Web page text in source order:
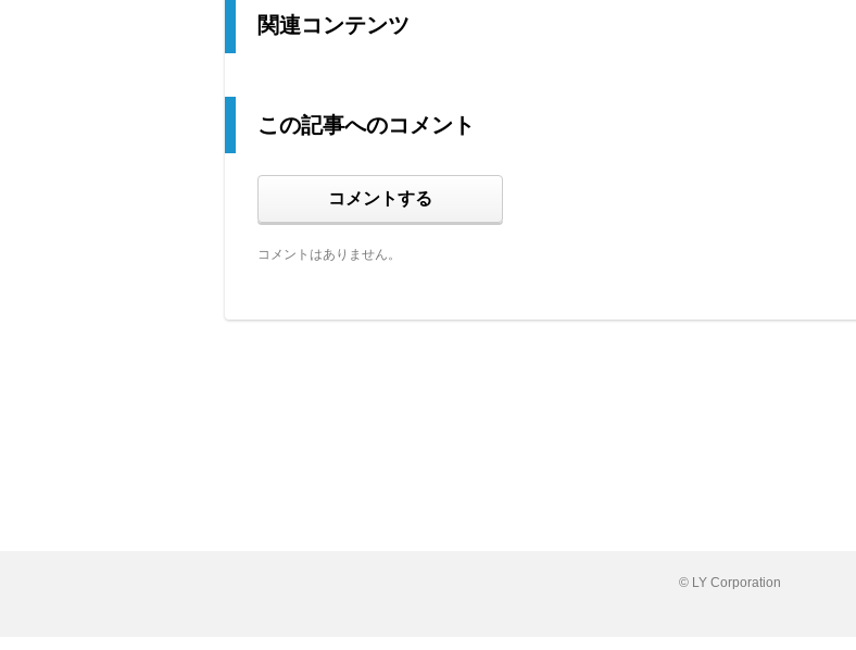
関連コンテンツ
この記事へのコメント
コメントする
コメントはありません。
© LY Corporation